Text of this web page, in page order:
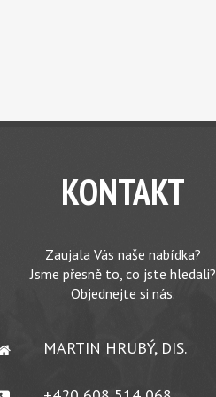
KONTAKT
Zaujala Vás naše nabídka?
Jsme přesně to, co jste hledali?
Objednejte si nás.
MARTIN HRUBÝ, DIS.